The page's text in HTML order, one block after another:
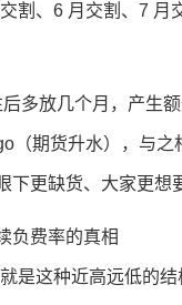
割、6 月交割、7
多放几个月，产生
（期货升水），与
更缺货、大家更想
是这种近高远低的结